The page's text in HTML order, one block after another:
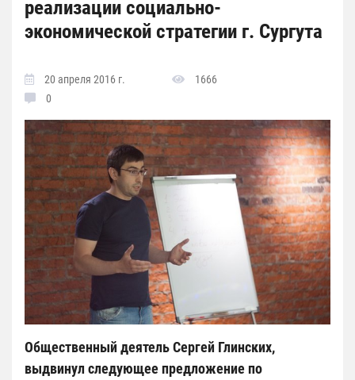
реализации социально-
экономической стратегии г. Сургута
20 апреля 2016 г.
1666
0
Общественный деятель Сергей Глинских,
выдвинул следующее предложение по